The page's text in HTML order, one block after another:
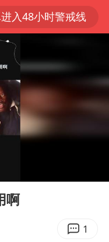
入48小时警戒线
响中国已成定局
受10万获刑1年
钟轰2球
啊
1